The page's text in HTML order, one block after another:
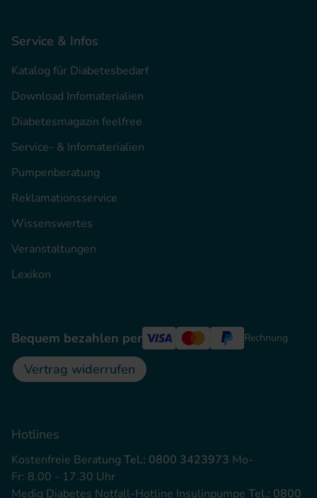
Service & Infos
Katalog für Diabetesbedarf
Download Infomaterialien
Diabetesmagazin feelfree
Service- & Infomaterialien
Pumpenberatung
Reklamationsservice
Wissenswertes
Veranstaltungen
Lexikon
Bequem bezahlen per Rechnung
Vertrag widerrufen
Hotlines
Kostenfreie Beratung Tel.: 0800 3423973 Mo-
Fr: 8.00 - 17.30 Uhr
Mediq Diabetes Notfall-Hotline Insulinpumpe Tel.: 0800